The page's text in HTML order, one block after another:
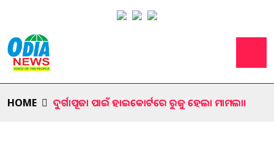
HOME ଦୁର୍ଗାପୂଜା ପାଇଁ ହାଇକୋର୍ଟରେ ରୁଜୁ ହେଲା ମାମଲା।